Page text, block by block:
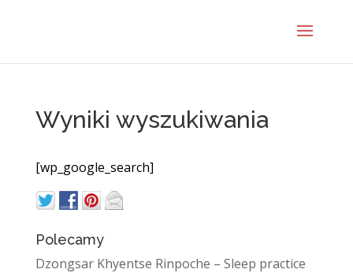
Wyniki wyszukiwania
[wp_google_search]
Polecamy
Dzongsar Khyentse Rinpoche – Sleep practice